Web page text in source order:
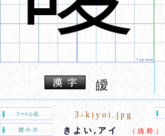
皧
3-kiyoi.jpg
きよい,アイ
（抜粋）